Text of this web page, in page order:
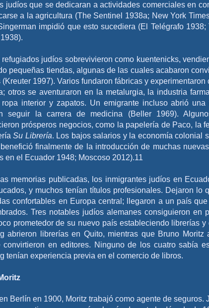
judíos que se dedicaran a actividades comerciales en
a la agricultura (The Sentinel 1938a; New York
impidió que esto sucediera (El Telégrafo
refugiados judíos sobrevivieron como kuentenicks,
pequeñas tiendas, algunas de las cuales acabaron
(Kreuter 1997). Varios fundaron fábricas y
otros se aventuraron en la metalurgia, la industria
ropa interior y zapatos. Un emigrante incluso abrió
seguir la carrera de medicina (Beller 1969).
prósperos negocios, como la papelería de Paco, la
Su Librería. Los bajos salarios y la economía colonial
finalmente de la introducción de muchas
en el Ecuador 1948; Moscoso 2012).11
memorias publicadas, los inmigrantes judíos en
y muchos tenían títulos profesionales. Dejaron lo
confortables en Europa central; llegaron a un país
Tres notables judíos alemanes consiguieron en
prometedor de su nuevo país estableciendo librerías
abrieron librerías en Quito, mientras que Bruno
convirtieron en editores. Ninguno de los cuatro sabía
tenían experiencia previa en el comercio de libros.
Berlín en 1900, Moritz trabajó como agente de